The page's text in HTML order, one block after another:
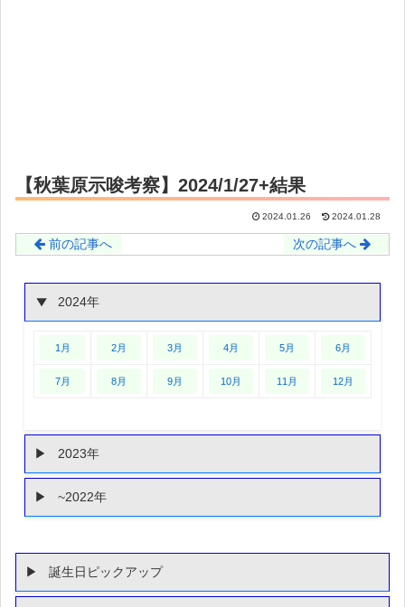
【秋葉原示唆考察】2024/1/27+結果
2024.01.26 2024.01.28
前の記事へ 次の記事へ
2024年
1月 2月 3月 4月 5月 6月
7月 8月 9月 10月 11月 12月
2023年
~2022年
誕生日ピックアップ